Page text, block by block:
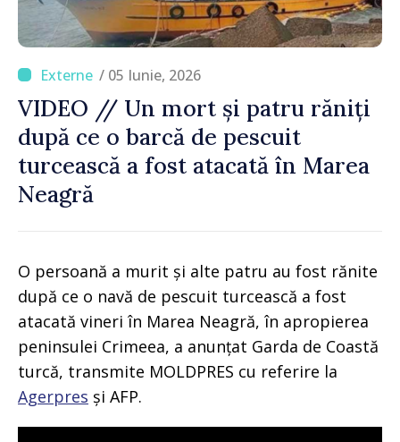
/ 05 Iunie, 2026
VIDEO // Un mort și patru răniți
după ce o barcă de pescuit
turcească a fost atacată în Marea
Neagră
O persoană a murit și alte patru au fost rănite
după ce o navă de pescuit turcească a fost
atacată vineri în Marea Neagră, în apropierea
peninsulei Crimeea, a anunțat Garda de Coastă
turcă, transmite MOLDPRES cu referire la
Agerpres și AFP.